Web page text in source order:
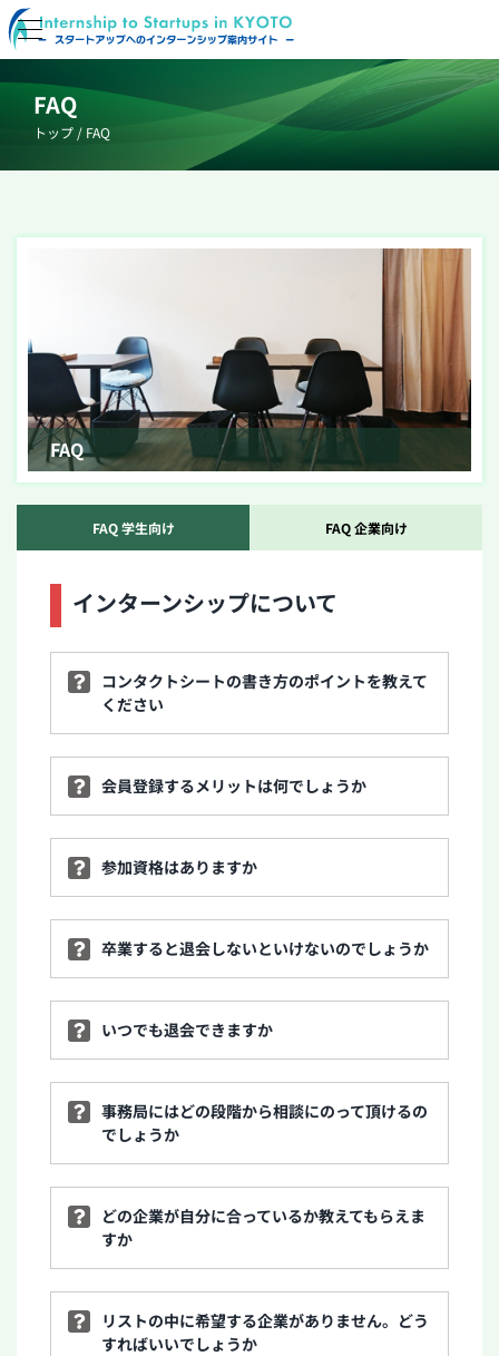
content
FAQ
トップ / FAQ
FAQ
FAQ 学生向け FAQ 企業向け
インターンシップについて
コンタクトシートの書き方のポイントを教えて
ください
会員登録するメリットは何でしょうか
参加資格はありますか
卒業すると退会しないといけないのでしょうか
いつでも退会できますか
事務局にはどの段階から相談にのって頂けるの
でしょうか
どの企業が自分に合っているか教えてもらえま
すか
リストの中に希望する企業がありません。どう
すればいいでしょうか